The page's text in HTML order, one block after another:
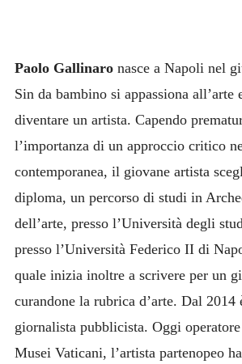
Paolo Gallinaronasce a Napoli nel
Sin da bambino si appassiona all’arte
diventare un artista. Capendo
l’importanza di un approccio critico
contemporanea, il giovane artista
diploma, un percorso di studi in
dell’arte, presso l’Università degli
presso l’Università Federico II di
quale inizia inoltre a scrivere per un
curandone la rubrica d’arte. Dal 2014
giornalista pubblicista. Oggi
Musei Vaticani, l’artista partenopeo